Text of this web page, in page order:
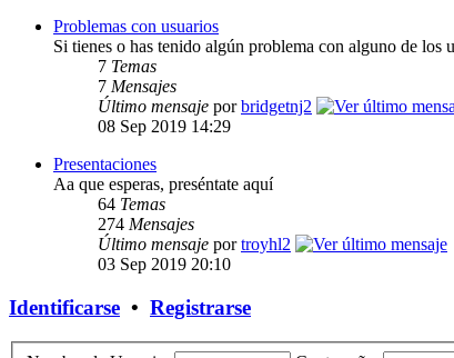
Problemas con usuarios
Si tienes o has tenido algún problema con alguno de los
7 Temas
7 Mensajes
Último mensaje porbridgetnj2
08 Sep 2019 14:29
Presentaciones
Aa que esperas, preséntate aquí
64 Temas
274 Mensajes
Último mensaje portroyhl2
03 Sep 2019 20:10
Identificarse • Registrarse